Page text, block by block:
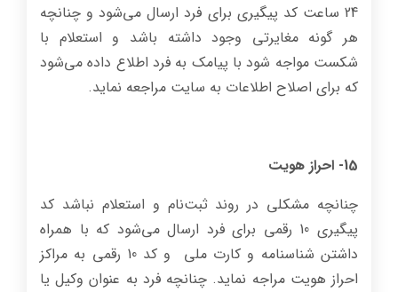
24 ساعت کد پیگیری برای فرد ارسال می‌شود و چنانچه
هر گونه مغایرتی وجود داشته باشد و استعلام با
شکست مواجه شود با پیامک به فرد اطلاع داده می‌شود
که برای اصلاح اطلاعات به سایت مراجعه نماید.
15- احراز هویت
چنانچه مشکلی در روند ثبت‌نام و استعلام نباشد کد
پیگیری 10 رقمی برای فرد ارسال می‌شود که با همراه
داشتن شناسنامه و کارت ملی و کد 10 رقمی به مراکز
احراز هویت مراجه نماید. چنانچه فرد به عنوان وکیل یا